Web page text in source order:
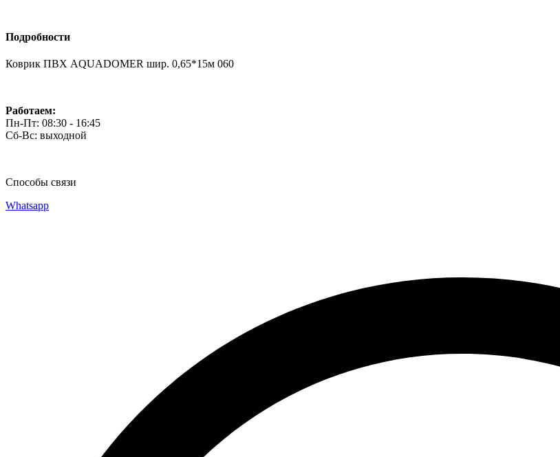
Подробности
Коврик ПВХ AQUADOMER шир. 0,65*15м 060
Работаем:
Пн-Пт: 08:30 - 16:45
Сб-Вс: выходной
Способы связи
Whatsapp